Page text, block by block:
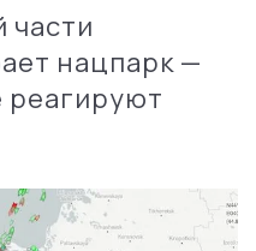
части
нацпарк —
реагируют